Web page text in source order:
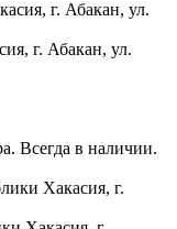
г. Абакан, ул.
Всегда в наличии.